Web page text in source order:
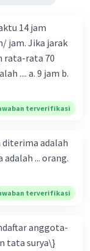
14 jam
jam. Jika jarak
rata-rata 70
jam b.
terverifikasi
diterima adalah
... orang.
terverifikasi
anggota-
tata surya\}